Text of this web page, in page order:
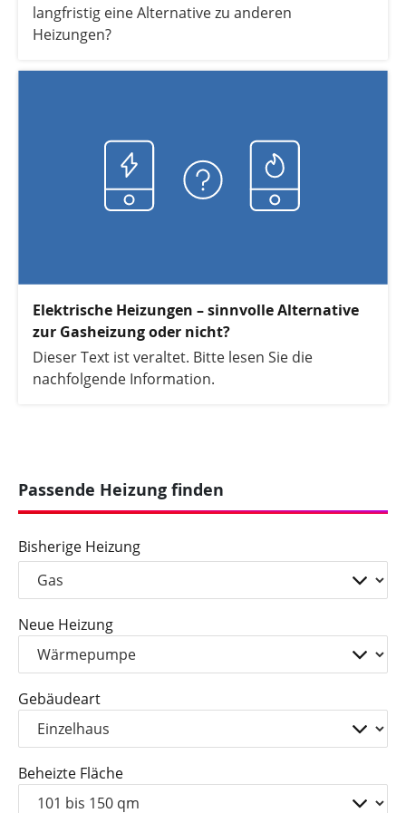
langfristig eine Alternative zu anderen
Heizungen?
Elektrische Heizungen – sinnvolle Alternative
zur Gasheizung oder nicht?
Dieser Text ist veraltet. Bitte lesen Sie die
nachfolgende Information.
Passende Heizung finden
Bisherige Heizung
Neue Heizung
Gebäudeart
Beheizte Fläche